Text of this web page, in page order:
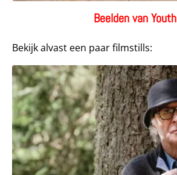
Beelden van Youth
Bekijk alvast een paar filmstills: